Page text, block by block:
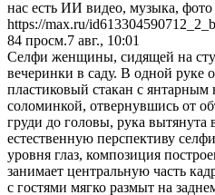
нас есть ИИ видео, музыка,
https://max.ru/
84 просм.7 авг., 10:01
Селфи женщины, сидящей на
вечеринки в саду. В одной руке
пластиковый стакан с янтарным
соломинкой, отвернувшись от
груди до головы, рука вытянута
естественную перспективу
уровня глаз, композиция
занимает центральную часть
с гостями мягко размыт на